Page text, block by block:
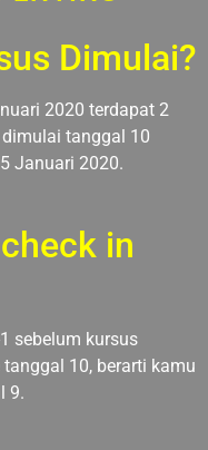
Dimulai?
2020 terdapat 2
tanggal 10
Januari 2020.
in
sebelum kursus
10, berarti kamu
9.